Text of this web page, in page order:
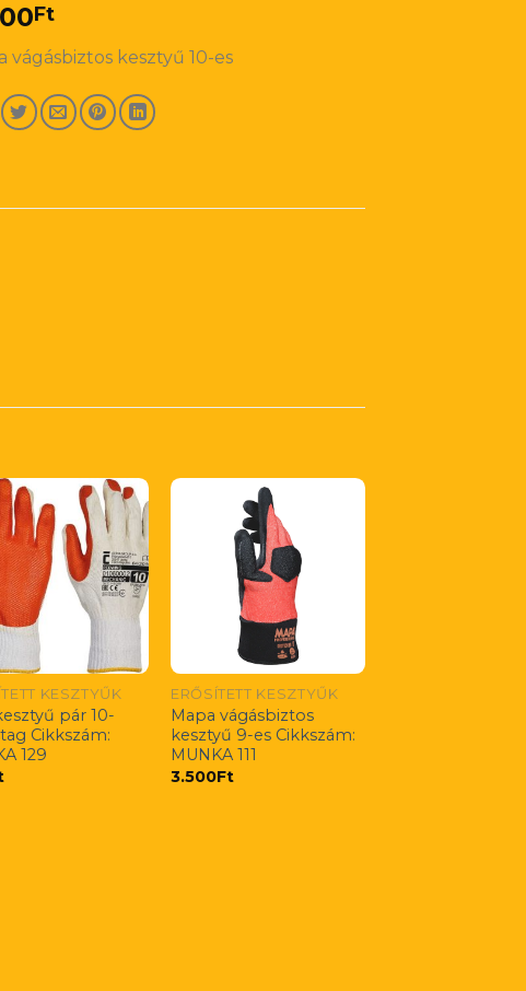
Ft
vágásbiztos kesztyű 10-es
KESZTYŰK
pár 10-
Cikkszám:
129
ERŐSÍTETT KESZTYŰK
Mapa vágásbiztos
kesztyű 9-es Cikkszám:
MUNKA 111
3.500Ft